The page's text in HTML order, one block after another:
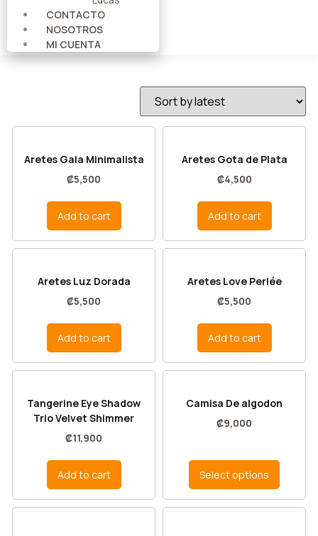
CONTACTO
NOSOTROS
MI CUENTA
Aretes Gala Minimalista
₡5,500
Add to cart
Aretes Gota de Plata
₡4,500
Add to cart
Aretes Luz Dorada
₡5,500
Add to cart
Aretes Love Perlée
₡5,500
Add to cart
Tangerine Eye Shadow
Trio Velvet Shimmer
₡11,900
Add to cart
Camisa De algodon
₡9,000
Select options